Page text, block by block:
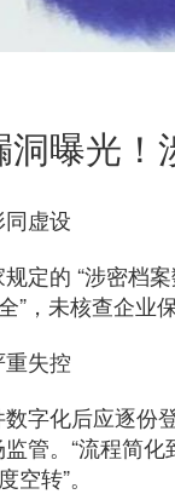
曝光！
同虚设
定的 “涉密档
”，未核查企业
重失控
字化后应逐份
管。“流程简
空转”。